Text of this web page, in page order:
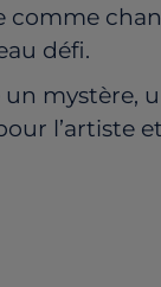
comme
défi.
mystère,
l’artiste